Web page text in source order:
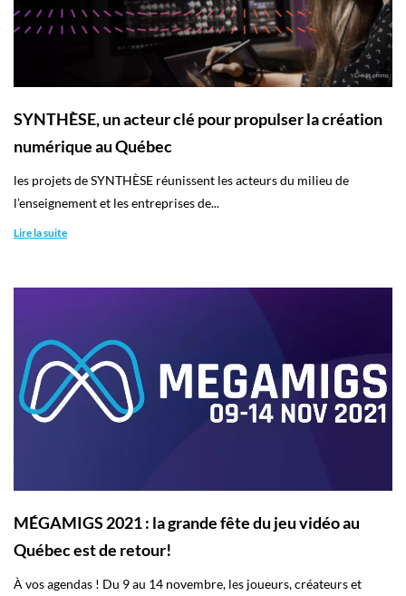
SYNTHÈSE, un acteur clé pour propulser la création
numérique au Québec
les projets de SYNTHÈSE réunissent les acteurs du milieu de
l’enseignement et les entreprises de...
Lire la suite
MÉGAMIGS 2021 : la grande fête du jeu vidéo au
Québec est de retour!
À vos agendas ! Du 9 au 14 novembre, les joueurs, créateurs et